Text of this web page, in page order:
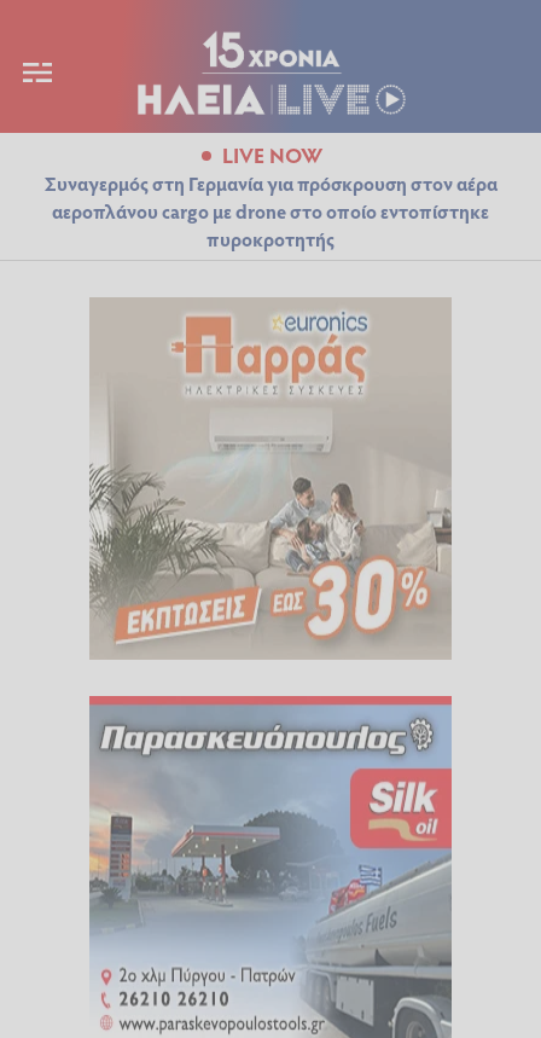
LIVE NOW
Συναγερμός στη Γερμανία για πρόσκρουση στον αέρα
αεροπλάνου cargo με drone στο οποίο εντοπίστηκε
πυροκροτητής